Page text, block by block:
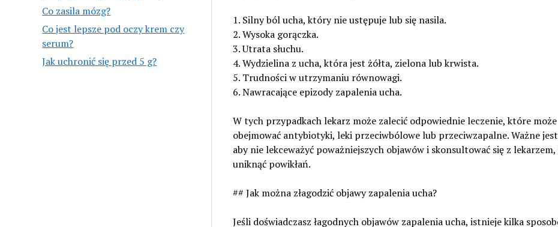
Co zasila mózg?
Co jest lepsze pod oczy krem czy
serum?
Jak uchronić się przed 5 g?
1. Silny ból ucha, który nie ustępuje lub się nasila.
2. Wysoka gorączka.
3. Utrata słuchu.
4. Wydzielina z ucha, która jest żółta, zielona lub krwista.
5. Trudności w utrzymaniu równowagi.
6. Nawracające epizody zapalenia ucha.
W tych przypadkach lekarz może zalecić odpowiednie leczenie, które może
obejmować antybiotyki, leki przeciwbólowe lub przeciwzapalne. Ważne
aby nie lekceważyć poważniejszych objawów i skonsultować się z lekarzem,
uniknąć powikłań.
## Jak można złagodzić objawy zapalenia ucha?
Jeśli doświadczasz łagodnych objawów zapalenia ucha, istnieje kilka